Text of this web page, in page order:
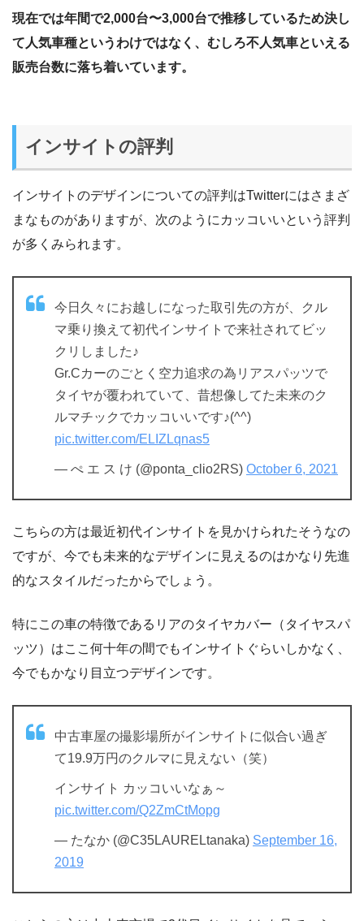
現在では年間で2,000台〜3,000台で推移しているため決し
て人気車種というわけではなく、むしろ不人気車といえる
販売台数に落ち着いています。
インサイトの評判
インサイトのデザインについての評判はTwitterにはさまざ
まなものがありますが、次のようにカッコいいという評判
が多くみられます。
今日久々にお越しになった取引先の方が、クル
マ乗り換えて初代インサイトで来社されてビッ
クリしました♪
Gr.Cカーのごとく空力追求の為リアスパッツで
タイヤが覆われていて、昔想像してた未来のク
ルマチックでカッコいいです♪(^^)
pic.twitter.com/ELIZLqnas5
— ぺ エ ス け (@ponta_clio2RS) October 6, 2021
こちらの方は最近初代インサイトを見かけられたそうなの
ですが、今でも未来的なデザインに見えるのはかなり先進
的なスタイルだったからでしょう。
特にこの車の特徴であるリアのタイヤカバー（タイヤスパ
ッツ）はここ何十年の間でもインサイトぐらいしかなく、
今でもかなり目立つデザインです。
中古車屋の撮影場所がインサイトに似合い過ぎ
て19.9万円のクルマに見えない（笑）
インサイト カッコいいなぁ～
pic.twitter.com/Q2ZmCtMopg
— たなか (@C35LAURELtanaka) September 16,
2019